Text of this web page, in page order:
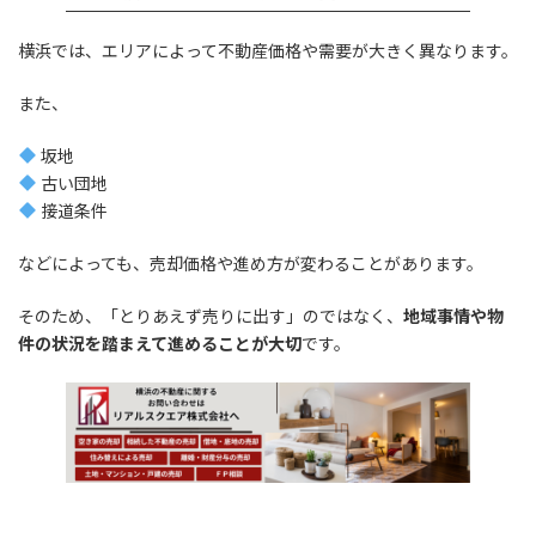
横浜では、エリアによって不動産価格や需要が大きく異なります。
また、
坂地
古い団地
接道条件
などによっても、売却価格や進め方が変わることがあります。
そのため、「とりあえず売りに出す」のではなく、 地域事情や物
件の状況を踏まえて進めることが大切です。